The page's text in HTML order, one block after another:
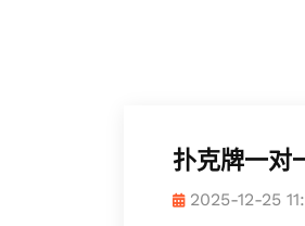
扑克牌一对
2025-12-25